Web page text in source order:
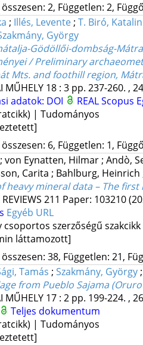
2, Független: 2,
; Illés, Levente; T. Biró, Katalin
György
Gödöllői-dombság-
/ Preliminary
Mts. and foothill region,
MŰHELY 18: 3 pp. 237-260. ,
adatok: DOI REALScopus
| Tudományos
6, Független: 1,
; von Eynatten, Hilmar; Andò,
Carita ; Bahlburg, Heinrich
heavy mineral data – The
211 Paper: 103210
Egyéb URL
csoportos szerzőségű
láttamozott]
38, Független: 21,
Tamás ; Szakmány, György
from Pueblo Sajama
MŰHELY 17: 2 pp. 199-224. ,
Teljes dokumentum
| Tudományos